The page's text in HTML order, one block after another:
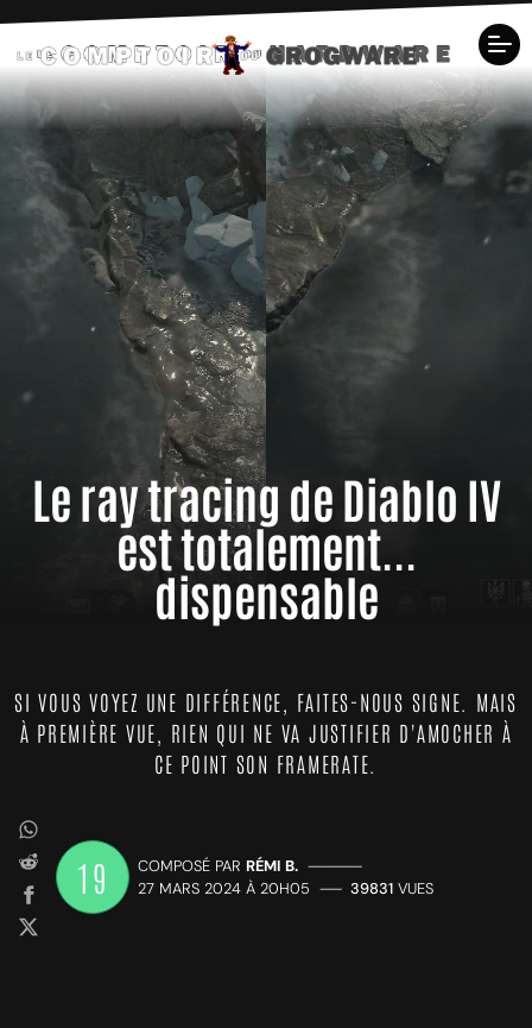
Le ray tracing de Diablo IV
est totalement...
dispensable
SI VOUS VOYEZ UNE DIFFÉRENCE, FAITES-NOUS SIGNE. MAIS
À PREMIÈRE VUE, RIEN QUI NE VA JUSTIFIER D'AMOCHER À
CE POINT SON FRAMERATE.
19 COMPOSÉ PAR RÉMI B. —————
27 MARS 2024 À 20H05 —— 39831 VUES